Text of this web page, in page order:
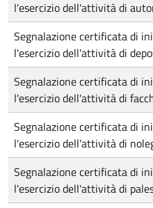
l'esercizio dell'attività di
Segnalazione certificata di
l'esercizio dell'attività di
Segnalazione certificata di
l'esercizio dell'attività di
Segnalazione certificata di
l'esercizio dell'attività di
Segnalazione certificata di
l'esercizio dell'attività di